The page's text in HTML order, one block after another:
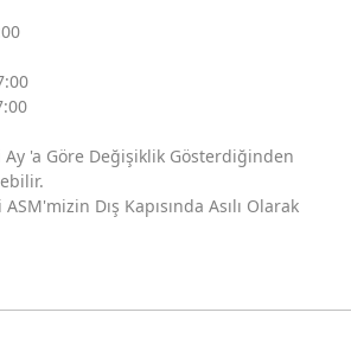
Ay 'a Göre Değişiklik Gösterdiğinden
Dış Kapısında Asılı Olarak